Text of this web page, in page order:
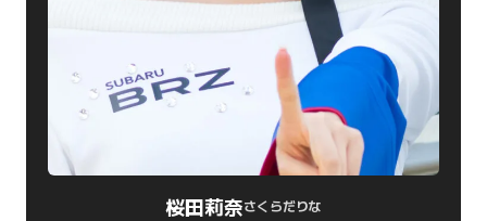
桜田莉奈さくらだりな